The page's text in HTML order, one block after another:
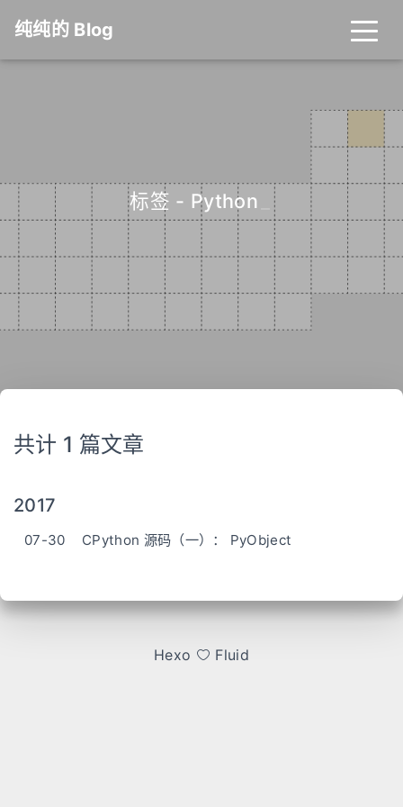
纯纯的 Blog
标签 - Python
共计 1 篇文章
2017
07-30 CPython 源码（一）： PyObject
Hexo Fluid